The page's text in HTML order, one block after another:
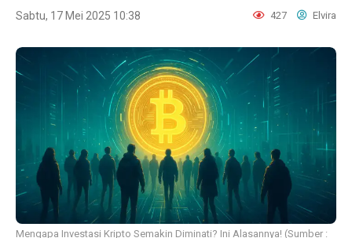
Sabtu, 17 Mei 2025 10:38 427 Elvira
Mengapa Investasi Kripto Semakin Diminati? Ini Alasannya! (Sumber :